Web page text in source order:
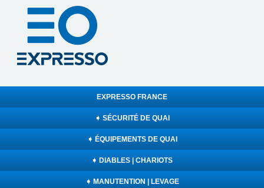
EXPRESSO FRANCE
➧ SÉCURITÉ DE QUAI
➧ ÉQUIPEMENTS DE QUAI
➧ DIABLES | CHARIOTS
➧ MANUTENTION | LEVAGE